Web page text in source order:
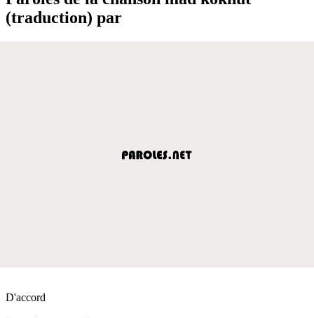
(traduction) par
D'accord